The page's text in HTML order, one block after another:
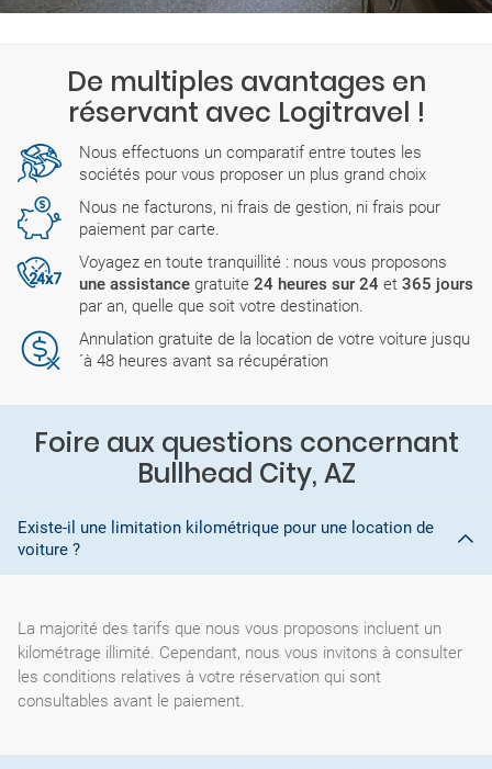
De multiples avantages en
réservant avec Logitravel !
Nous effectuons un comparatif entre toutes les
sociétés pour vous proposer un plus grand choix
Nous ne facturons, ni frais de gestion, ni frais pour
paiement par carte.
Voyagez en toute tranquillité : nous vous proposons
une assistance gratuite 24 heures sur 24 et 365 jours
par an, quelle que soit votre destination.
Annulation gratuite de la location de votre voiture jusqu
´à 48 heures avant sa récupération
Foire aux questions concernant
Bullhead City, AZ
Existe-il une limitation kilométrique pour une location de
voiture ?
La majorité des tarifs que nous vous proposons incluent un
kilométrage illimité. Cependant, nous vous invitons à consulter
les conditions relatives à votre réservation qui sont
consultables avant le paiement.